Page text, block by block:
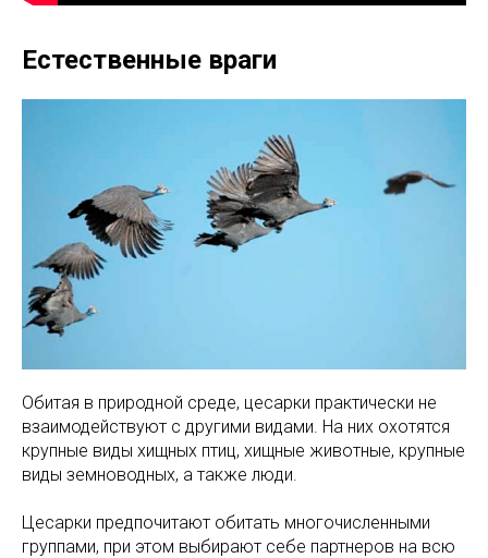
Естественные враги
Обитая в природной среде, цесарки практически не
взаимодействуют с другими видами. На них охотятся
крупные виды хищных птиц, хищные животные, крупные
виды земноводных, а также люди.
Цесарки предпочитают обитать многочисленными
группами, при этом выбирают себе партнеров на всю